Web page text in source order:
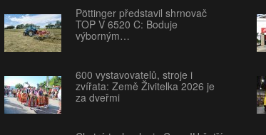
Pöttinger představil shrnovač
TOP V 6520 C: Boduje
výborným…
600 vystavovatelů, stroje i
zvířata: Země Živitelka 2026 je
za dveřmi